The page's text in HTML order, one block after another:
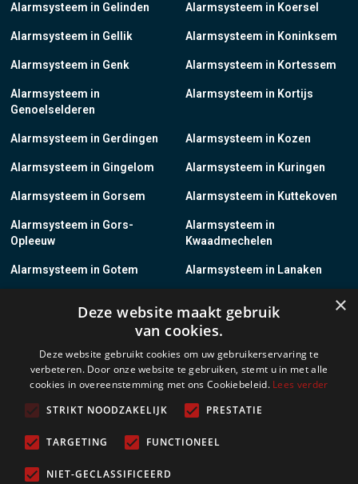
Alarmsysteem in Gelinden
Alarmsysteem in Gellik
Alarmsysteem in Genk
Alarmsysteem in
Genoelselderen
Alarmsysteem in Gerdingen
Alarmsysteem in Gingelom
Alarmsysteem in Gorsem
Alarmsysteem in Gors-
Opleeuw
Alarmsysteem in Gotem
Alarmsysteem in Grote-
Brogel
Alarmsysteem in Grote-
Spouwen
Alarmsysteem in Koersel
Alarmsysteem in Koninksem
Alarmsysteem in Kortessem
Alarmsysteem in Kortijs
Alarmsysteem in Kozen
Alarmsysteem in Kuringen
Alarmsysteem in Kuttekoven
Alarmsysteem in
Kwaadmechelen
Alarmsysteem in Lanaken
Alarmsysteem in
Leopoldsburg
Alarmsysteem in Leut
×
Deze website maakt gebruik
van cookies.
Deze website gebruikt cookies om uw gebruikerservaring te
verbeteren. Door onze website te gebruiken, stemt u in met alle
cookies in overeenstemming met ons Cookiebeleid. Lees verder
STRIKT NOODZAKELIJK
PRESTATIE
TARGETING FUNCTIONEEL
NIET-GECLASSIFICEERD